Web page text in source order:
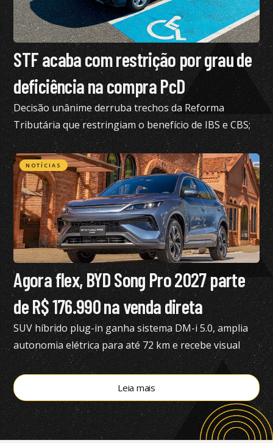
STF acaba com restrição por grau de
deficiência na compra PcD
Decisão unânime derruba trechos da Reforma
Tributária que restringiam o benefício de IBS e CBS;
confira todos os detalhes
NOTÍCIAS
Agora flex, BYD Song Pro 2027 parte
de R$ 176.990 na venda direta
SUV híbrido plug-in ganha sistema DM-i 5.0, amplia
autonomia elétrica para até 72 km e recebe visual
renovado
Leia mais